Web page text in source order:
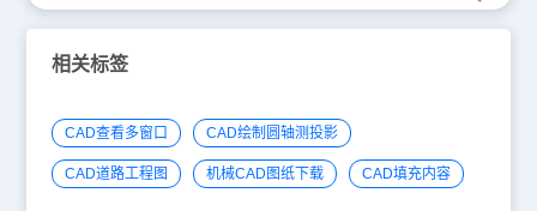
相关标签
CAD查看多窗口 CAD绘制圆轴测投影
CAD道路工程图 机械CAD图纸下载 CAD填充内容